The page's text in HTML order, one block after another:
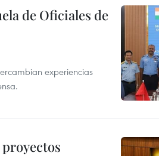
de Oficiales de
experiencias